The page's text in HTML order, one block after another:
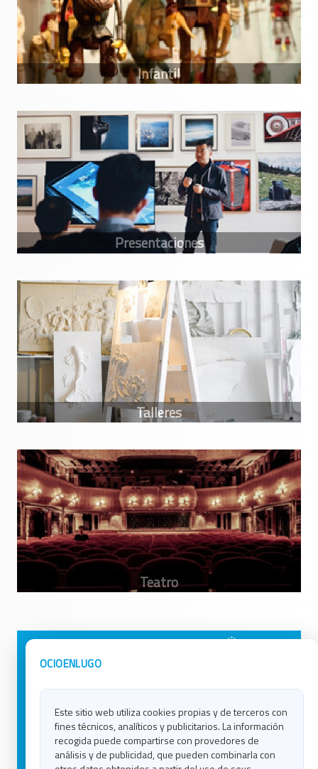
OCIOENLUGO
Este sitio web utiliza cookies propias y de terceros con
fines técnicos, analíticos y publicitarios. La información
recogida puede compartirse con provedores de
análisis y de publicidad, que pueden combinarla con
Avisos Legales
Contacto
Política de Cookies
Ocio en Lugo
Ocio en Ourense
Ocio en Pontevedra
Ocio en Santiago